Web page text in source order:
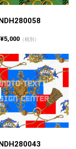
¥5,000（税別）